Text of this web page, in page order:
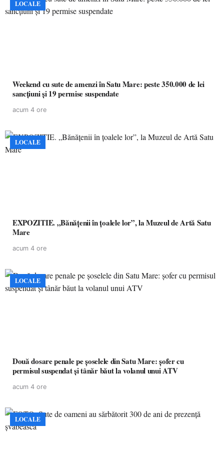
LOCALE
Weekend cu sute de amenzi în Satu Mare: peste 350.000 de lei
sancțiuni și 19 permise suspendate
acum 4 ore
LOCALE
EXPOZITIE. „Bănățenii în țoalele lor”, la Muzeul de Artă Satu
Mare
acum 4 ore
LOCALE
Două dosare penale pe șoselele din Satu Mare: șofer cu
permisul suspendat și tânăr băut la volanul unui ATV
acum 4 ore
LOCALE